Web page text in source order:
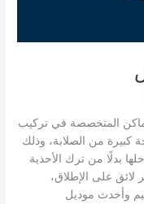
المتخصصة في تركيب
كبيرة من الصلابة، وذلك
بدلًا من ترك الأحذية
على الإطلاق،
وأحدث موديل